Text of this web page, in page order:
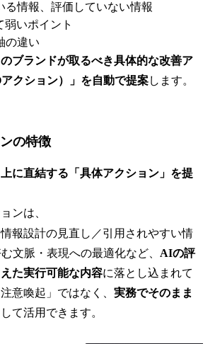
る情報、評価していない情報
弱いポイント
の違い
のブランドが取るべき具体的な改善ア
クション）」を自動で提案します。
の特徴
に直結する「具体アクション」を提
ンは、
報設計の見直し／引用されやすい情
文脈・表現への最適化など、 AIの評
た実行可能な内容に落とし込まれて
意喚起」ではなく、 実務でそのまま
て活用できます。